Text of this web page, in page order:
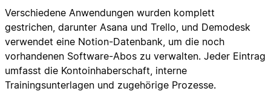
Verschiedene Anwendungen wurden komplett
gestrichen, darunter Asana und Trello, und Demodesk
verwendet eine Notion-Datenbank, um die noch
vorhandenen Software-Abos zu verwalten. Jeder Eintrag
umfasst die Kontoinhaberschaft, interne
Trainingsunterlagen und zugehörige Prozesse.